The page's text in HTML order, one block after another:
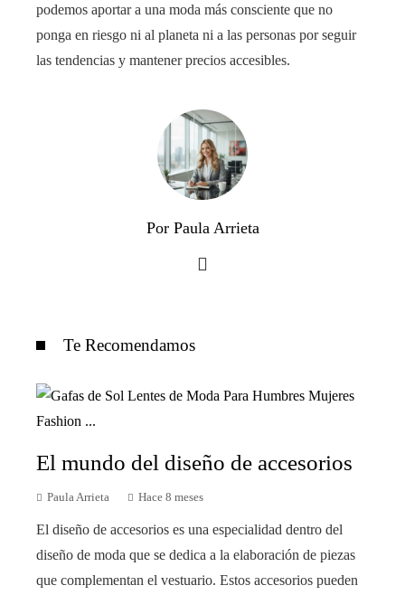
podemos aportar a una moda más consciente que no
ponga en riesgo ni al planeta ni a las personas por seguir
las tendencias y mantener precios accesibles.
Por Paula Arrieta
Te Recomendamos
El mundo del diseño de accesorios
Paula Arrieta Hace 8 meses
El diseño de accesorios es una especialidad dentro del
diseño de moda que se dedica a la elaboración de piezas
que complementan el vestuario. Estos accesorios pueden